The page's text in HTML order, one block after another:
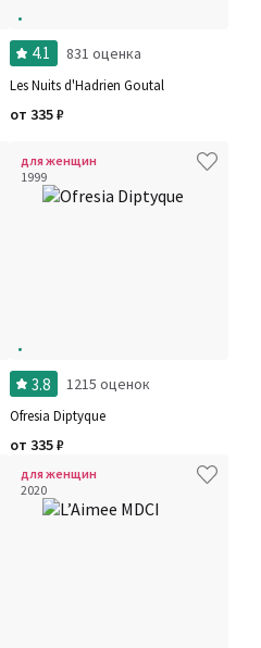
Фильтры Сбросить все
Сбросить
4.1 831 оценка
Les Nuits d'Hadrien Goutal
от 335₽
для женщин
1999
3.8 1215 оценок
Ofresia Diptyque
от 335₽
для женщин
2020